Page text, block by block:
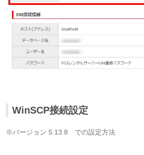
WinSCP接続設定
※バージョン 5.13.8 での設定方法